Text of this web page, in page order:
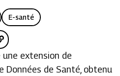
E-santé
extension de
Données de Santé, obtenu